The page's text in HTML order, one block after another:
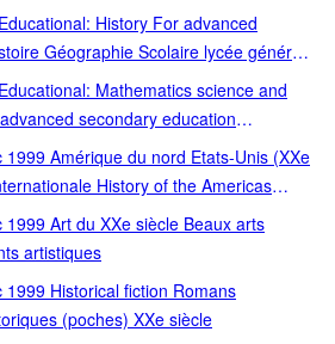
History For advanced
Géographie Scolaire lycée général
Mathematics science and
secondary education
général et tech
Amérique du nord Etats-Unis (XXe
History of the Americas
Canada)Art du XXe siècle Beaux arts
artistiques
Historical fiction Romans
(poches) XXe siècle